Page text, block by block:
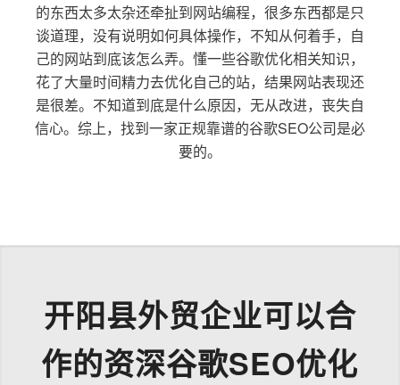
的东西太多太杂还牵扯到网站编程，很多东西都是只
谈道理，没有说明如何具体操作，不知从何着手，自
己的网站到底该怎么弄。懂一些谷歌优化相关知识，
花了大量时间精力去优化自己的站，结果网站表现还
是很差。不知道到底是什么原因，无从改进，丧失自
信心。综上，找到一家正规靠谱的谷歌SEO公司是必
要的。
开阳县外贸企业可以合
作的资深谷歌SEO优化